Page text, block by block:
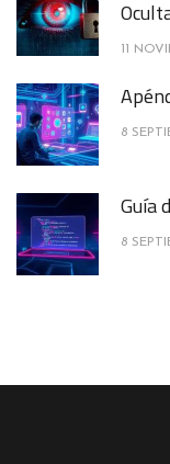
11
8
Guía
8